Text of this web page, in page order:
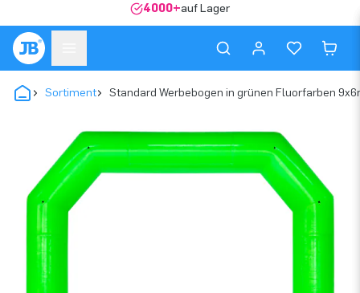
4000+auf Lager
Sortiment Standard Werbebogen in grünen Fluorfarben